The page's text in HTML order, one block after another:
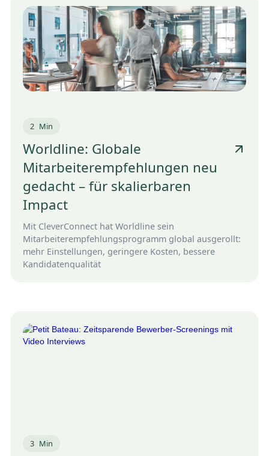
2 Min
Worldline: Globale
Mitarbeiterempfehlungen neu
gedacht – für skalierbaren
Impact
Mit CleverConnect hat Worldline sein
Mitarbeiterempfehlungsprogramm global ausgerollt:
mehr Einstellungen, geringere Kosten, bessere
Kandidatenqualität
3 Min